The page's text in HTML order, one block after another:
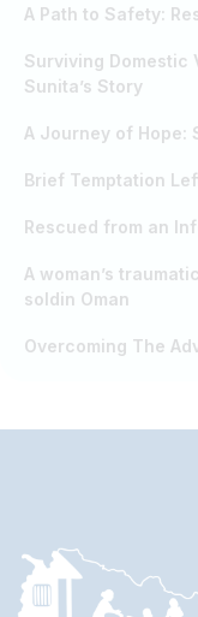
A Path to Safety:
Surviving Domestic
Sunita’s Story
A Journey of Hope:
Brief Temptation
Rescued from an
A woman’s
soldin Oman
Overcoming The